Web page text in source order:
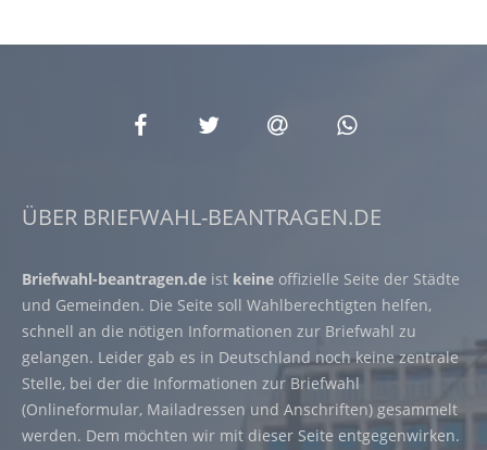
ÜBER BRIEFWAHL-BEANTRAGEN.DE
Briefwahl-beantragen.de ist keine offizielle Seite der Städte
und Gemeinden. Die Seite soll Wahlberechtigten helfen,
schnell an die nötigen Informationen zur Briefwahl zu
gelangen. Leider gab es in Deutschland noch keine zentrale
Stelle, bei der die Informationen zur Briefwahl
(Onlineformular, Mailadressen und Anschriften) gesammelt
werden. Dem möchten wir mit dieser Seite entgegenwirken.